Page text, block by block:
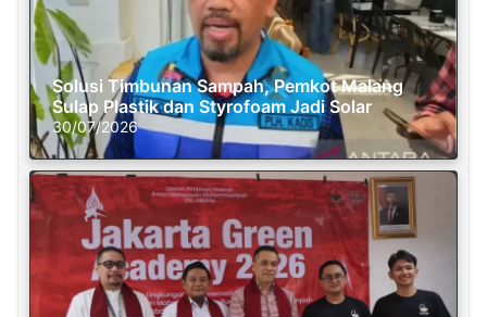
Solusi Timbunan Sampah, Pemkot Malang
Sulap Plastik dan Styrofoam Jadi Solar
30/07/2026